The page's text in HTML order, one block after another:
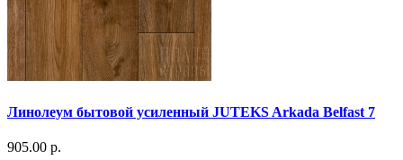
Линолеум бытовой усиленный JUTEKS Arkada Belfast 7
905.00 р.